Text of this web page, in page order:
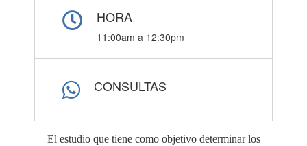
HORA
11:00am a 12:30pm
CONSULTAS
El estudio que tiene como objetivo determinar los